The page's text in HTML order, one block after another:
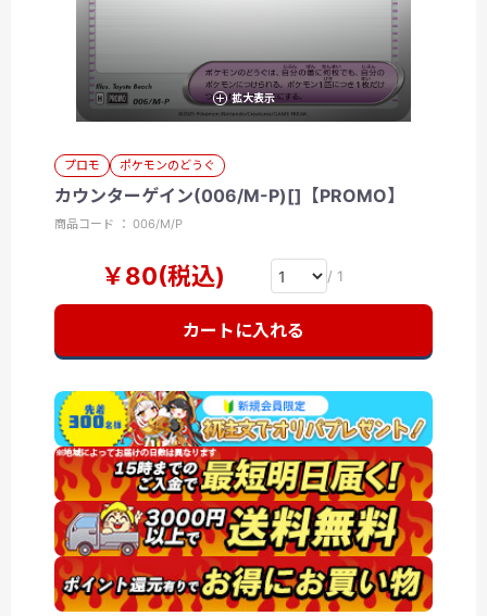
拡大表示
プロモ ポケモンのどうぐ
カウンターゲイン(006/M-P)[]【PROMO】
商品コード ： 006/M/P
￥80(税込) / 1
カートに入れる